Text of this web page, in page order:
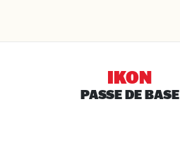
IKON
PASSE DE BASE